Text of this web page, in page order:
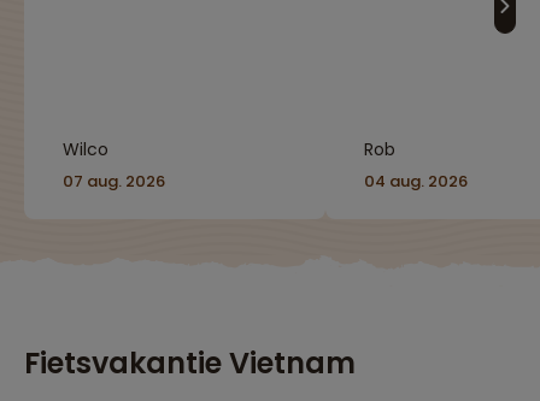
Wilco
07 aug. 2026
Rob
04 aug. 2026
Fietsvakantie Vietnam